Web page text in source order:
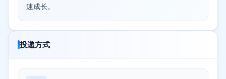
速成长。
投递方式